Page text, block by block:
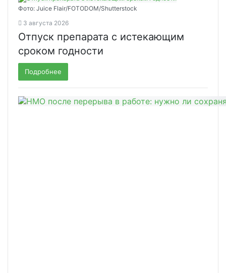
Фото: Juice Flair/FOTODOM/Shutterstoсk
3 августа 2026
Отпуск препарата с истекающим
сроком годности
Подробнее